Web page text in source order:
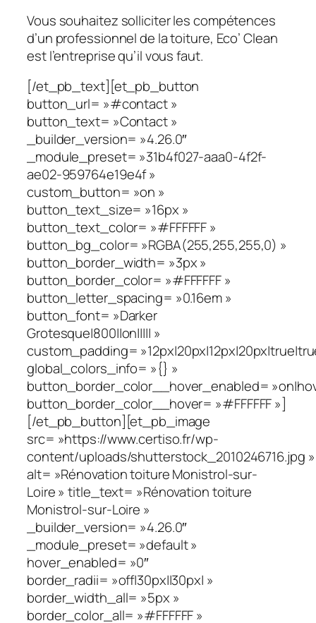
Vous souhaitez solliciter les compétences
d’un professionnel de la toiture, Eco’ Clean
est l’entreprise qu’il vous faut.
[/et_pb_text][et_pb_button
button_url= »#contact »
button_text= »Contact »
_builder_version= »4.26.0″
_module_preset= »31b4f027-aaa0-4f2f-
ae02-959764e19e4f »
custom_button= »on »
button_text_size= »16px »
button_text_color= »#FFFFFF »
button_bg_color= »RGBA(255,255,255,0) »
button_border_width= »3px »
button_border_color= »#FFFFFF »
button_letter_spacing= »0.16em »
button_font= »Darker
Grotesque|800||on||||| »
custom_padding=
global_colors_info= »{} »
button_border_color__hover_enabled=
button_border_color__hover= »#FFFFFF »]
[/et_pb_button][et_pb_image
src= »https://www.certiso.fr/wp-
content/uploads/shutterstock_2010246716.jpg »
alt= »Rénovation toiture Monistrol-sur-
Loire » title_text= »Rénovation toiture
Monistrol-sur-Loire »
_builder_version= »4.26.0″
_module_preset= »default »
hover_enabled= »0″
border_radii= »off|30px||30px| »
border_width_all= »5px »
border_color_all= »#FFFFFF »